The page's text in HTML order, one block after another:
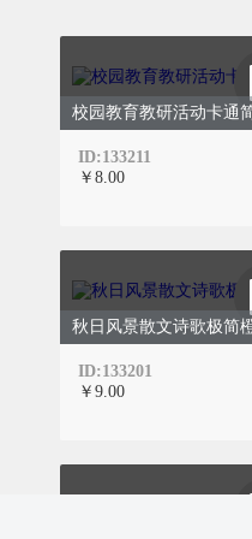
校园教育教研活动卡通
ID:133211
￥8.00
秋日风景散文诗歌极简
ID:133201
￥9.00